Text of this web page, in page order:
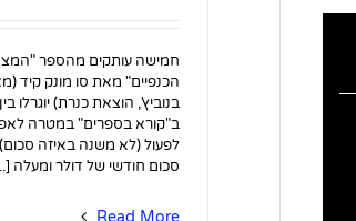
חמישה עותקים מהספר
הכנפיים" מאת סו מונק קיד
בנוביץ', הוצאת כנרת) יוגרלו
ב"קורא בספרים" במטרה
לפעול (לא משנה באיזה
סכום חודשי של דולר ומעלה